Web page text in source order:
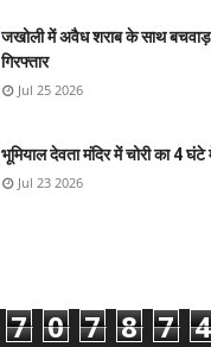
जखोली में अवैध शराब के साथ बचवाड़
गिरफ्तार
Jul 25 2026
भूमियाल देवता मंदिर में चोरी का 4
Jul 23 2026
7 0 7 8 7 4